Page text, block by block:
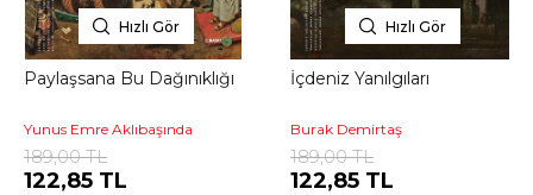
Hızlı Gör
Paylaşsana Bu Dağınıklığı
Yunus Emre Aklıbaşında
189,00 TL
122,85 TL
Hızlı Gör
İçdeniz Yanılgıları
Burak Demirtaş
189,00 TL
122,85 TL